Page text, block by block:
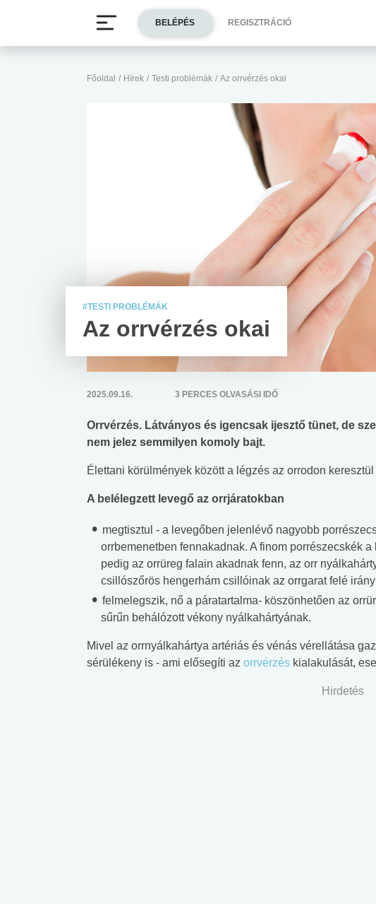
Főoldal / Hírek / Testi problémák / Az orrvérzés okai
#TESTI PROBLÉMÁK
Az orrvérzés okai
2025.09.16. 3 PERCES OLVASÁSI IDŐ
Orrvérzés. Látványos és igencsak ijesztő tünet, de
nem jelez semmilyen komoly bajt.
Élettani körülmények között a légzés az orrodon keresztül
A belélegzett levegő az orrjáratokban
megtisztul - a levegőben jelenlévő nagyobb
orrbemenetben fennakadnak. A finom porrészecskék
pedig az orrüreg falain akadnak fenn, az orr
csillószőrös hengerhám csillóinak az orrgarat felé
felmelegszik, nő a páratartalma- köszönhetően az
sűrűn behálózott vékony nyálkahártyának.
Mivel az orrnyálkahártya artériás és vénás vérellátása
sérülékeny is - ami elősegíti az orrvérzés kialakulását,
Hirdetés
BELÉPÉS REGISZTRÁCIÓ